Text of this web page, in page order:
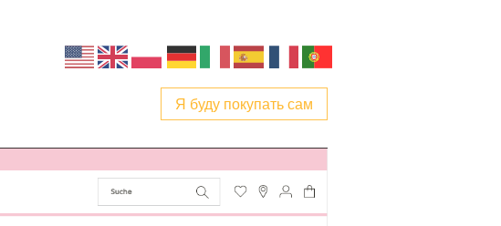
Я буду покупать сам